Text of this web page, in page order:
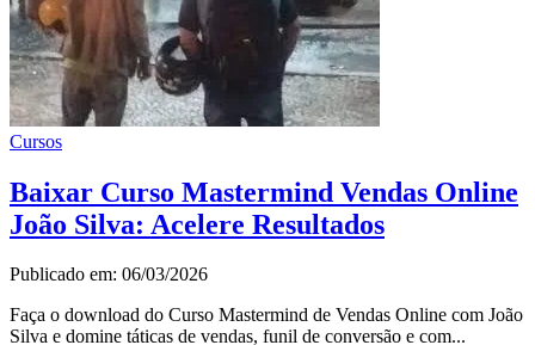
Cursos
Baixar Curso Mastermind Vendas Online
João Silva: Acelere Resultados
Publicado em: 06/03/2026
Faça o download do Curso Mastermind de Vendas Online com João
Silva e domine táticas de vendas, funil de conversão e com...